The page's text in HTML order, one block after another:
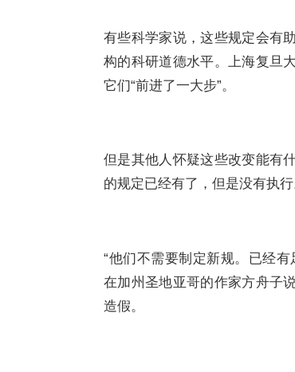
有些科学家说，这些规定会有
构的科研道德水平。上海复旦
它们“前进了一大步”。
但是其他人怀疑这些改变能有
的规定已经有了，但是没有执行
“他们不需要制定新规。已经
在加州圣地亚哥的作家方舟子
造假。